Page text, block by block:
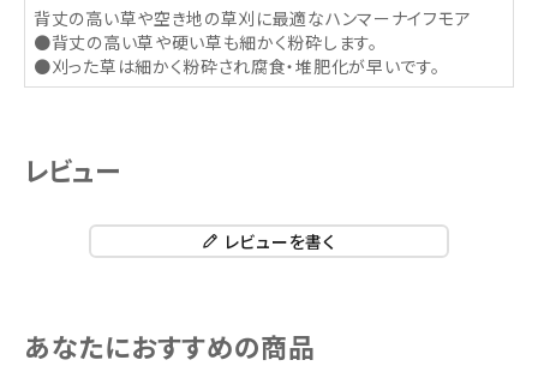
背丈の高い草や空き地の草刈に最適なハンマーナイフモア
●背丈の高い草や硬い草も細かく粉砕します。
●刈った草は細かく粉砕され腐食・堆肥化が早いです。
レビュー
レビューを書く
あなたにおすすめの商品